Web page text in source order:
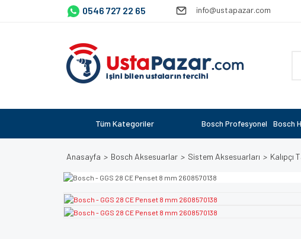
0546 727 22 65 info@ustapazar.com
Tüm Kategoriler Bosch Profesyonel Bosch
Anasayfa Bosch Aksesuarlar Sistem Aksesuarları Kalıpçı